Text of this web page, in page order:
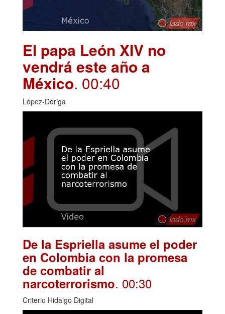
El papa León XIV no
vendrá este año a
México. 00:40
López-Dóriga
De la Espriella asume el poder
en Colombia con la promesa
de combatir al
narcoterrorismo. 00:30
Criterio Hidalgo Digital